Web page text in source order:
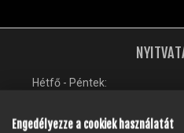
Hétfő - Péntek:
Engedélyezze a cookiek használatát